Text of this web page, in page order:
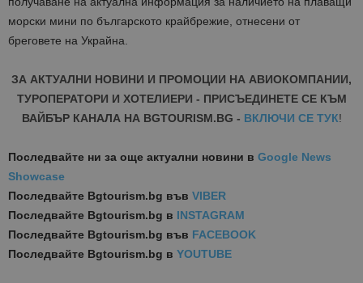
морски мини по българското крайбрежие, отнесени от
бреговете на Украйна.
ЗА АКТУАЛНИ НОВИНИ И ПРОМОЦИИ НА АВИОКОМПАНИИ,
ТУРОПЕРАТОРИ И ХОТЕЛИЕРИ - ПРИСЪЕДИНЕТЕ СЕ КЪМ
ВАЙБЪР КАНАЛА НА BGTOURISM.BG - ВКЛЮЧИ СЕ ТУК!
Последвайте ни за още актуални новини в Google News
Showcase
Последвайте Bgtourism.bg във VIBER
Последвайте Bgtourism.bg в INSTAGRAM
Последвайте Bgtourism.bg във FACEBOOK
Последвайте Bgtourism.bg в YOUTUBE